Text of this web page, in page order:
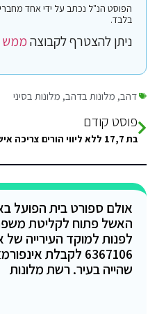
בלבד.
ניתן להצטרף לקבוצהממש
דהב, מלונות בדהב, מלונות בסיני
פוסט קודם
אולם ספורט בית הפועל
האשל פתוח לקליטת
6367106 לקבלת
שהייה בעיר. רשת מלונות